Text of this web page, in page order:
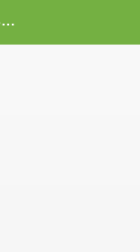
Theater Schwabhausen